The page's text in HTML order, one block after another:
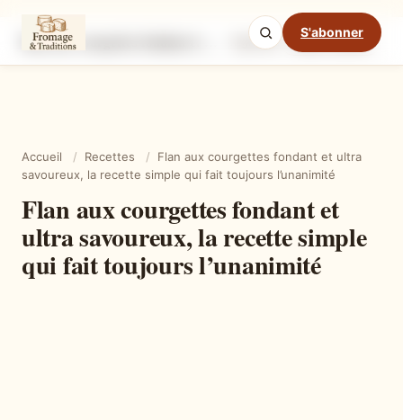
S'abonner
Ingrédients Étapes
Mode cuisine
Accueil / Recettes /
Flan aux courgettes fondant et ultra
savoureux, la recette simple qui fait toujours l’unanimité
Flan aux courgettes fondant et
ultra savoureux, la recette simple
qui fait toujours l’unanimité